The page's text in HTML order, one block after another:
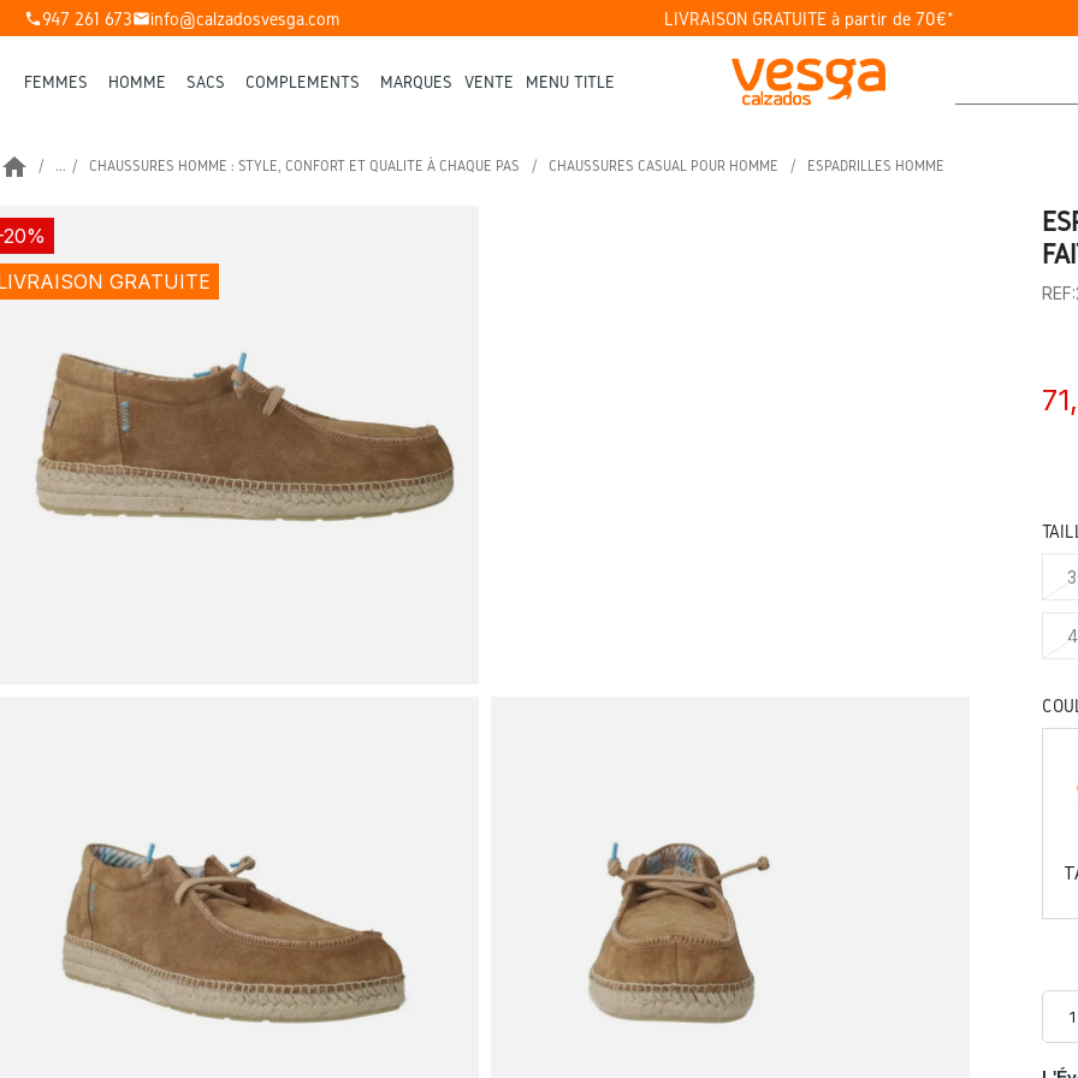
phone947 261 673mailinfo@calzadosvesga.com LIVRAISON GRATUITE à partir de 70€*
FEMMES HOMME SACS COMPLÉMENTS MARQUES VENTE MENU TITLE
home ... CHAUSSURES HOMME : STYLE, CONFORT ET QUALITÉ À CHAQUE PAS CHAUSSURES CASUAL POUR HOMME ESPADRILLES HOMME
GRATUITE